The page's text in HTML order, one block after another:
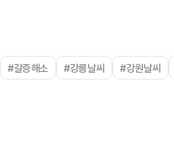
#갈증해소 #강릉날씨 #강원날씨